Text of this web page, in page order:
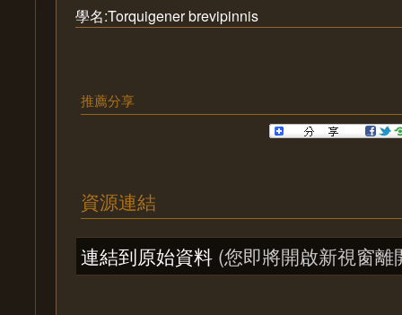
學名:Torquigener brevipinnis
推薦分享
資源連結
連結到原始資料 (您即將開啟新視窗離